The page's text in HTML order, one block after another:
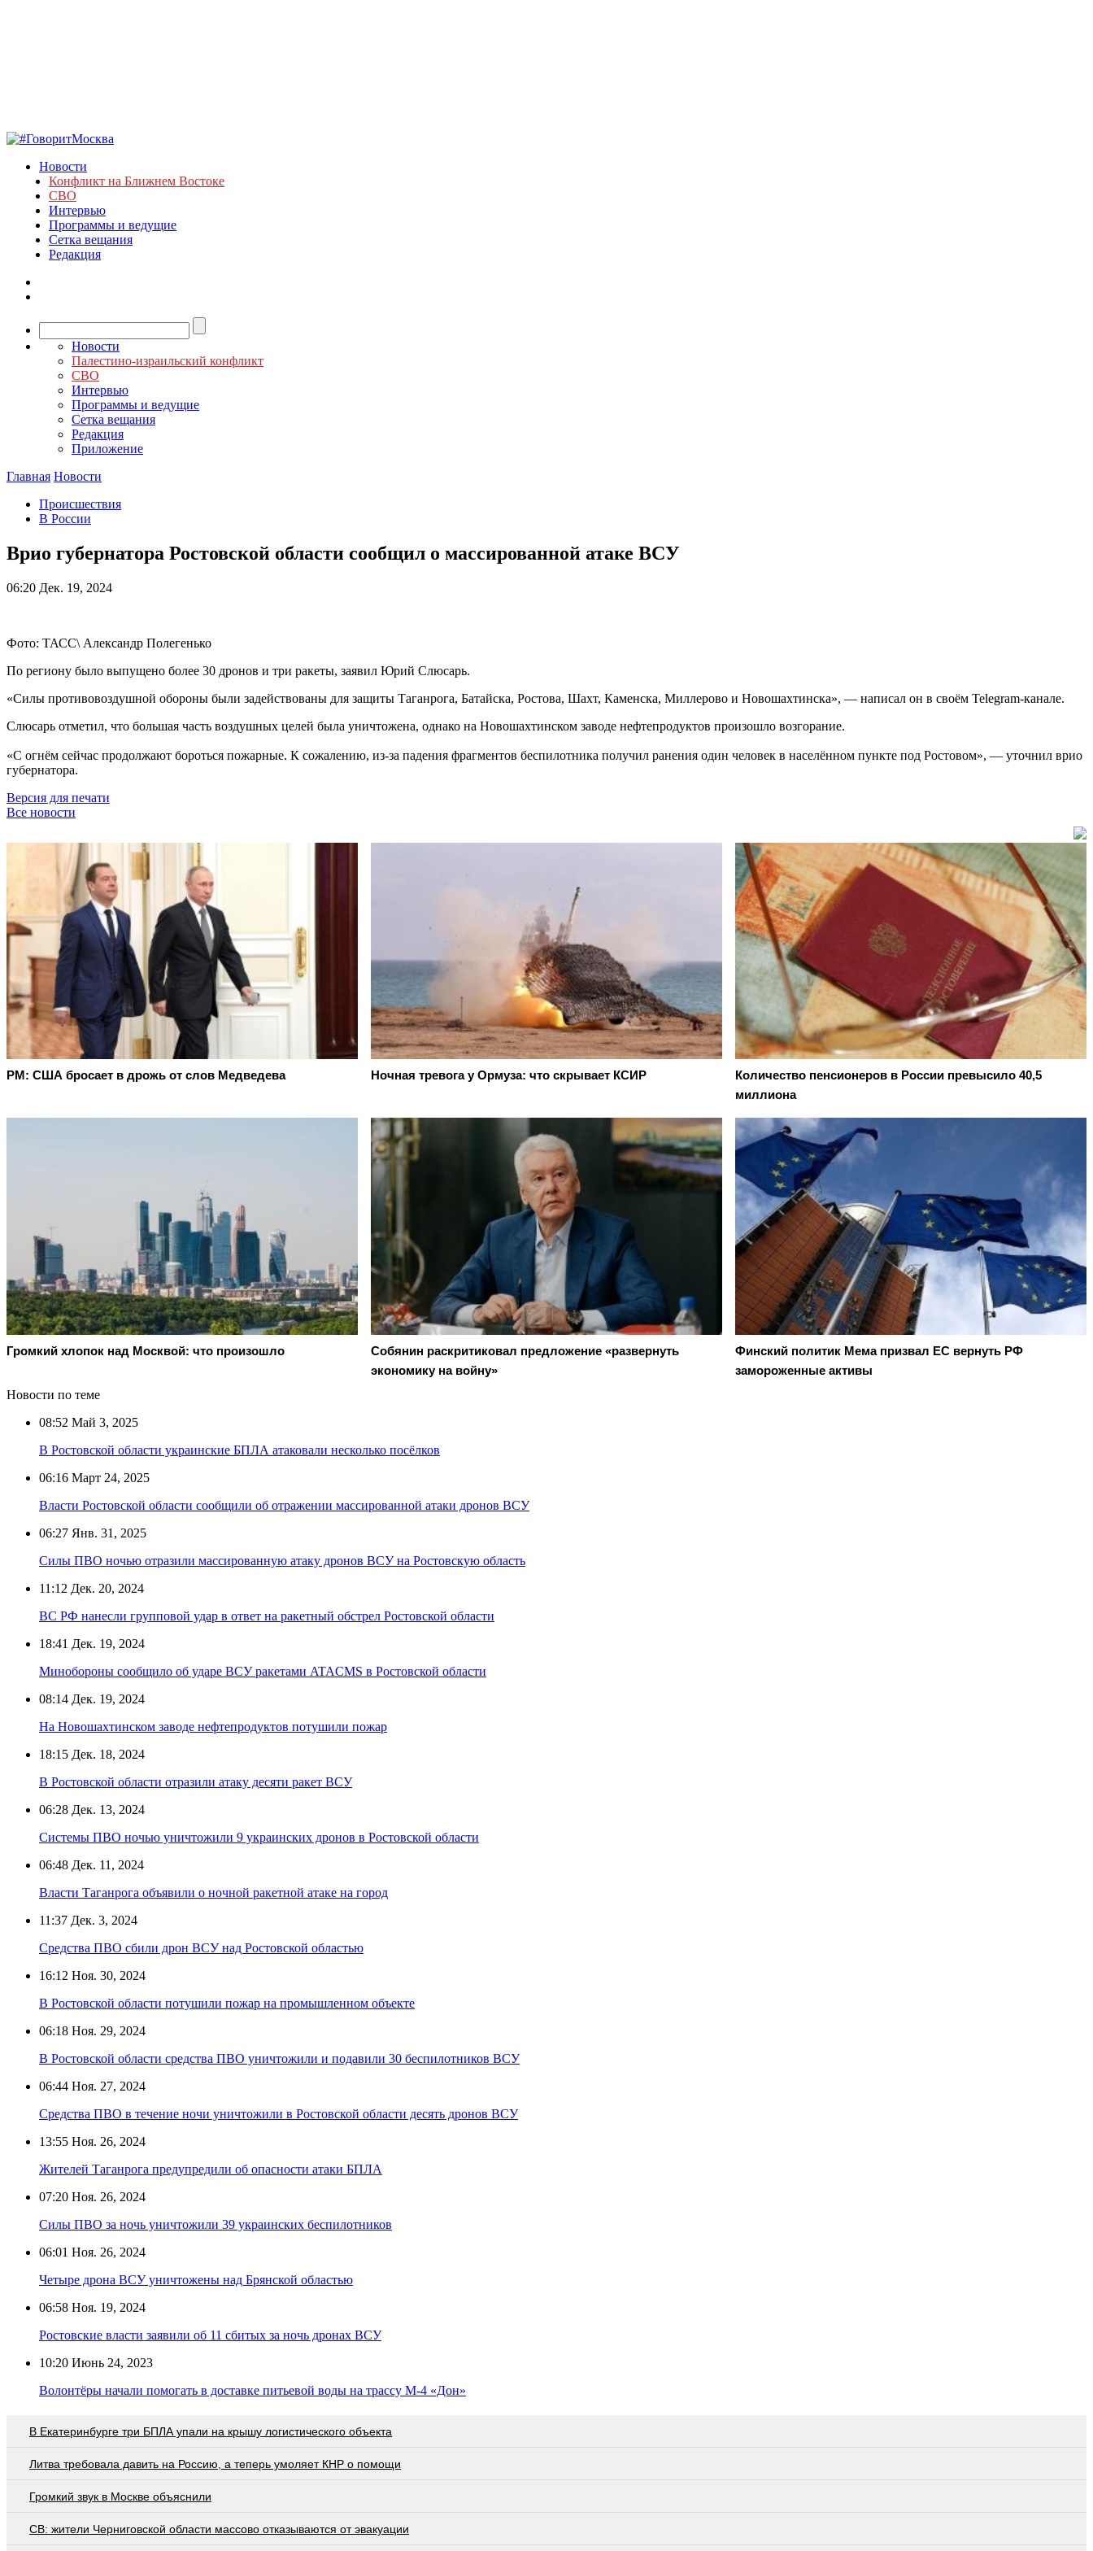
Новости
Конфликт на Ближнем Востоке
СВО
Интервью
Программы и ведущие
Сетка вещания
Редакция
Новости
Палестино-израильский конфликт
СВО
Интервью
Программы и ведущие
Сетка вещания
Редакция
Приложение
Главная Новости
Происшествия
В России
Врио губернатора Ростовской области сообщил о массированной атаке ВСУ
06:20 Дек. 19, 2024
Фото: ТАСС\ Александр Полегенько
По региону было выпущено более 30 дронов и три ракеты, заявил Юрий Слюсарь.
«Силы противовоздушной обороны были задействованы для защиты Таганрога, Батайска, Ростова, Шахт, Каменска, Миллерово и Новошахтинска», — написал он в своём Telegram-канале.
Слюсарь отметил, что большая часть воздушных целей была уничтожена, однако на Новошахтинском заводе нефтепродуктов произошло возгорание.
«С огнём сейчас продолжают бороться пожарные. К сожалению, из-за падения фрагментов беспилотника получил ранения один человек в населённом пункте под Ростовом», — уточнил врио
губернатора.
Версия для печати
Все новости
PM: США бросает в дрожь от слов Медведева Ночная тревога у Ормуза: что скрывает КСИР
Количество пенсионеров в России превысило 40,5
миллиона
Громкий хлопок над Москвой: что произошло
Собянин раскритиковал предложение «развернуть
экономику на войну»
Финский политик Мема призвал ЕС вернуть РФ
замороженные активы
Новости по теме
08:52 Май 3, 2025
В Ростовской области украинские БПЛА атаковали несколько посёлков
06:16 Март 24, 2025
Власти Ростовской области сообщили об отражении массированной атаки дронов ВСУ
06:27 Янв. 31, 2025
Силы ПВО ночью отразили массированную атаку дронов ВСУ на Ростовскую область
11:12 Дек. 20, 2024
ВС РФ нанесли групповой удар в ответ на ракетный обстрел Ростовской области
18:41 Дек. 19, 2024
Минобороны сообщило об ударе ВСУ ракетами ATACMS в Ростовской области
08:14 Дек. 19, 2024
На Новошахтинском заводе нефтепродуктов потушили пожар
18:15 Дек. 18, 2024
В Ростовской области отразили атаку десяти ракет ВСУ
06:28 Дек. 13, 2024
Системы ПВО ночью уничтожили 9 украинских дронов в Ростовской области
06:48 Дек. 11, 2024
Власти Таганрога объявили о ночной ракетной атаке на город
11:37 Дек. 3, 2024
Средства ПВО сбили дрон ВСУ над Ростовской областью
16:12 Ноя. 30, 2024
В Ростовской области потушили пожар на промышленном объекте
06:18 Ноя. 29, 2024
В Ростовской области средства ПВО уничтожили и подавили 30 беспилотников ВСУ
06:44 Ноя. 27, 2024
Средства ПВО в течение ночи уничтожили в Ростовской области десять дронов ВСУ
13:55 Ноя. 26, 2024
Жителей Таганрога предупредили об опасности атаки БПЛА
07:20 Ноя. 26, 2024
Силы ПВО за ночь уничтожили 39 украинских беспилотников
06:01 Ноя. 26, 2024
Четыре дрона ВСУ уничтожены над Брянской областью
06:58 Ноя. 19, 2024
Ростовские власти заявили об 11 сбитых за ночь дронах ВСУ
10:20 Июнь 24, 2023
Волонтёры начали помогать в доставке питьевой воды на трассу М-4 «Дон»
В Екатеринбурге три БПЛА упали на крышу логистического объекта
Литва требовала давить на Россию, а теперь умоляет КНР о помощи
Громкий звук в Москве объяснили
СВ: жители Черниговской области массово отказываются от эвакуации